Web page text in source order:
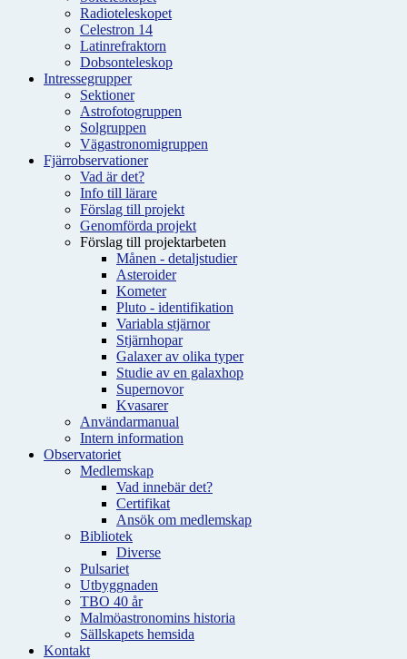
Radioteleskopet
Celestron 14
Latinrefraktorn
Dobsonteleskop
Intressegrupper
Sektioner
Astrofotogruppen
Solgruppen
Vägastronomigruppen
Fjärrobservationer
Vad är det?
Info till lärare
Förslag till projekt
Genomförda projekt
Förslag till projektarbeten
Månen - detaljstudier
Asteroider
Kometer
Pluto - identifikation
Variabla stjärnor
Stjärnhopar
Galaxer av olika typer
Studie av en galaxhop
Supernovor
Kvasarer
Användarmanual
Intern information
Observatoriet
Medlemskap
Vad innebär det?
Certifikat
Ansök om medlemskap
Bibliotek
Diverse
Pulsariet
Utbyggnaden
TBO 40 år
Malmöastronomins historia
Sällskapets hemsida
Kontakt